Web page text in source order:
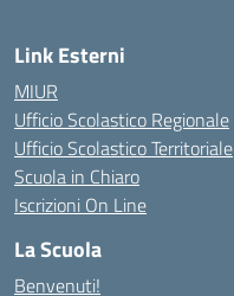
Link Esterni
MIUR
Ufficio Scolastico Regionale
Ufficio Scolastico Territoriale
Scuola in Chiaro
Iscrizioni On Line
La Scuola
Benvenuti!